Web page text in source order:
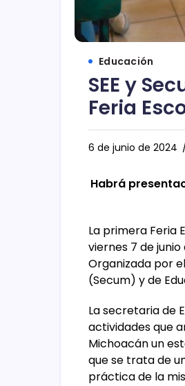
Educación
SEE y
Feria
6 de junio de 2024
Habrá
La primera Feria
viernes 7 de junio
Organizada por
(Secum) y de
La secretaria de
actividades que
Michoacán un
que se trata de
práctica de la